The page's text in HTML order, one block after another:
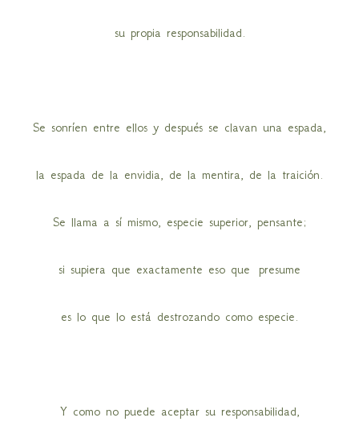
su propia responsabilidad.
Se sonríen entre ellos y después se clavan una espada,
la espada de la envidia, de la mentira, de la traición.
Se llama a sí mismo, especie superior, pensante;
si supiera que exactamente eso que presume
es lo que lo está destrozando como especie.
Y como no puede aceptar su responsabilidad,